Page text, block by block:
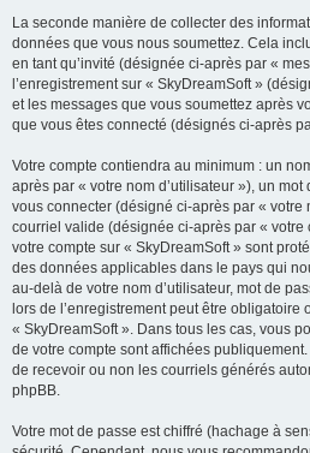
La seconde manière de collecter des
données que vous nous soumettez. Cela
en tant qu’invité (désignée ci-après par «
l’enregistrement sur « SkyDreamSoft »
et les messages que vous soumettez après
que vous êtes connecté (désignés ci-après
Votre compte contiendra au minimum : un
après par « votre nom d’utilisateur »), un
vous connecter (désigné ci-après par « votre
courriel valide (désignée ci-après par « votre
votre compte sur « SkyDreamSoft » sont
des données applicables dans le pays qui
au-delà de votre nom d’utilisateur, mot de
lors de l’enregistrement peut être obligatoire
« SkyDreamSoft ». Dans tous les cas, vous
de votre compte sont affichées
de recevoir ou non les courriels générés
phpBB.
Votre mot de passe est chiffré (hachage à